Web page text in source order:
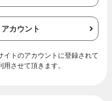
カウント
イトのアカウントに登録されて
させて頂きます。